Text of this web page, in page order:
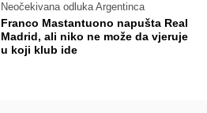
Neočekivana odluka Argentinca
Franco Mastantuono napušta Real
Madrid, ali niko ne može da vjeruje
u koji klub ide